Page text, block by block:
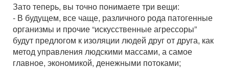
Зато теперь, вы точно понимаете три вещи:
- В будущем, все чаще, различного рода патогенные
организмы и прочие “искусственные агрессоры”
будут предлогом к изоляции людей друг от друга, как
метод управления людскими массами, а самое
главное, экономикой, денежными потоками;